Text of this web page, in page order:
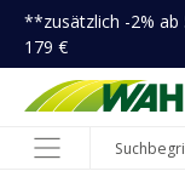
springen
**zusätzlich -2% ab
179 €